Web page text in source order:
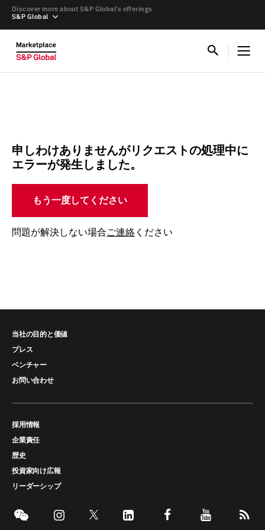
S&P Global
Discover more about S&P Global’s offerings
申しわけありませんがリクエストの処理中に
エラーが発生しました。
もう一度してください
問題が解決しない場合ご連絡 ください
当社の目的と価値
プレス
ベンチャー
お問い合わせ
採用情報
企業責任
歴史
投資家向け広報
リーダーシップ